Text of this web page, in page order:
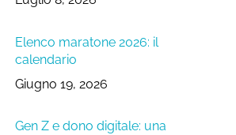
Elenco maratone 2026: il
calendario
Giugno 19, 2026
Gen Z e dono digitale: una